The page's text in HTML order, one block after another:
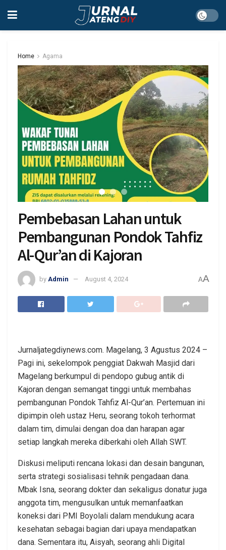
Home Agama
Pembebasan Lahan untuk
Pembangunan Pondok Tahfiz
Al-Qur’an di Kajoran
by Admin August 4, 2024 AA
Jurnaljategdiynews.com. Magelang, 3 Agustus 2024 –
Pagi ini, sekelompok penggiat Dakwah Masjid dari
Magelang berkumpul di pendopo gubug antik di
Kajoran dengan semangat tinggi untuk membahas
pembangunan Pondok Tahfiz Al-Qur’an. Pertemuan ini
dipimpin oleh ustaz Heru, seorang tokoh terhormat
dalam tim, dimulai dengan doa dan harapan agar
setiap langkah mereka diberkahi oleh Allah SWT.
Diskusi meliputi rencana lokasi dan desain bangunan,
serta strategi sosialisasi tehnik pengadaan dana.
Mbak Isna, seorang dokter dan sekaligus donatur juga
anggota tim, mengusulkan untuk memanfaatkan
koneksi dari PMI Boyolali dalam mendukung acara
kesehatan sebagai bagian dari upaya mendapatkan
dana. Sementara itu, Aisyah, seorang ahli Digital